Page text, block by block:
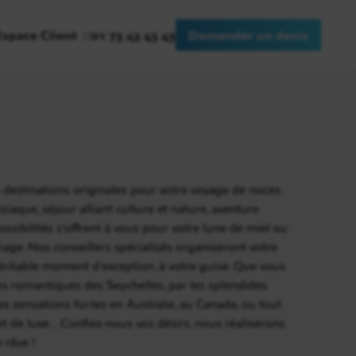
Client 01 73 43 43 43 Demander un devis
originales pour votre voyage de noces.
séjour alliant culture et nature, aventure
s’offrent à vous pour votre lune de miel ou
Nos conseillers spécialisés organiseront votre
moment d’exception, à votre guise. Que vous
romantiques des Seychelles, par les splendides
sensations fortes en Australie, au Canada, ou tout
luxe... Confiez-nous vos désirs, nous réaliserons
!